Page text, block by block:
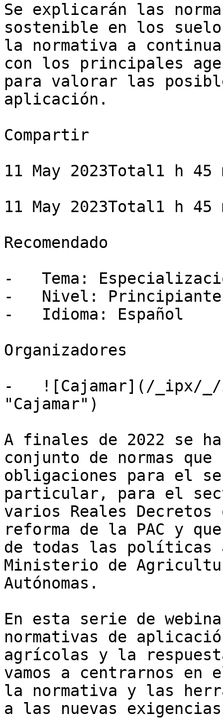
Se explicarán las
sostenible en los
la normativa a
con los principales
para valorar las
aplicación.
Compartir
11 May 2023Total1 h 45
11 May 2023Total1 h 45
Recomendado
-   Tema:
-   Nivel: Principiante
-   Idioma: Español
Organizadores
-   ![Cajamar](/_ipx/_/
"Cajamar")
A finales de 2022 se
conjunto de normas
obligaciones para el
particular, para el
varios Reales Decretos
reforma de la PAC y
de todas las políticas
Ministerio de
Autónomas.
En esta serie de
normativas de
agrícolas y la
vamos a centrarnos en
la normativa y las
a las nuevas